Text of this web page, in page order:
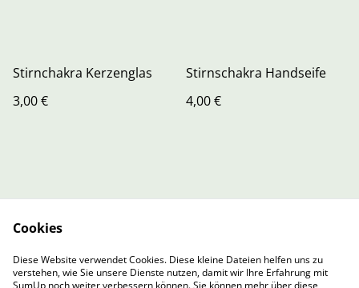
Stirnchakra Kerzenglas
3,00 €
Stirnschakra Handseife
4,00 €
Privacy Policy
Cookie Policy
Cookie-Richtlinie
Cookies
Diese Website verwendet Cookies. Diese kleine Dateien helfen uns zu
verstehen, wie Sie unsere Dienste nutzen, damit wir Ihre Erfahrung mit
SumUp noch weiter verbessern können. Sie können mehr über diese